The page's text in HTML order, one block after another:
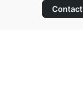
Contact